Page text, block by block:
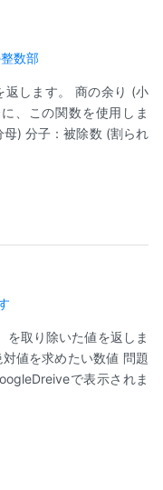
数部
返します。 商の余り (小
、この関数を使用しま
) 分子：被除数 (割られ
取り除いた値を返しま
値を求めたい数値 問題
で表示されま